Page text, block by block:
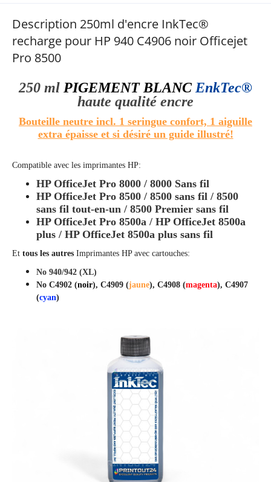
Description 250ml d'encre InkTec®
recharge pour HP 940 C4906 noir Officejet
Pro 8500
250 ml PIGEMENT BLANC EnkTec®
haute qualitéencre
Bouteille neutre incl. 1 seringue confort, 1 aiguille
extra épaisse et si désiré un guide illustré!
Compatible avec les imprimantes HP:
HP OfficeJet Pro 8000 / 8000 Sans fil
HP OfficeJet Pro 8500 / 8500 sans fil / 8500
sans fil tout-en-un / 8500 Premier sans fil
HP OfficeJet Pro 8500a / HP OfficeJet 8500a
plus / HP OfficeJet 8500a plus sans fil
Et tous les autres Imprimantes HP avec cartouches:
No 940/942 (XL)
No C4902 (noir), C4909 (jaune), C4908 (magenta), C4907
(cyan)